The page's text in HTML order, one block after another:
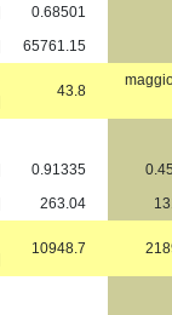
0.68501
65761.15
43.8
0.91335
263.04
10948.7